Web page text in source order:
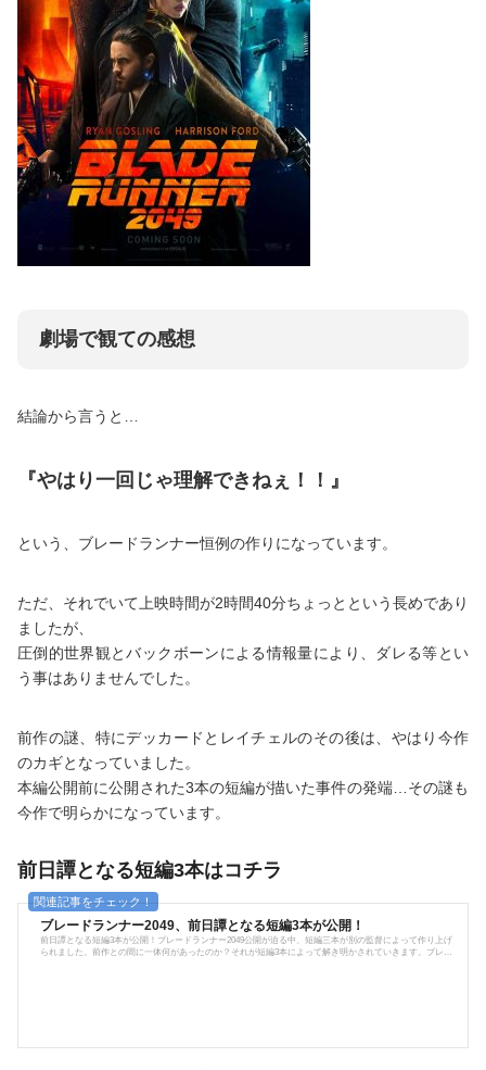
劇場で観ての感想
結論から言うと…
『やはり一回じゃ理解できねぇ！！』
という、ブレードランナー恒例の作りになっています。
ただ、それでいて上映時間が2時間40分ちょっとという長めであり
ましたが、
圧倒的世界観とバックボーンによる情報量により、ダレる等とい
う事はありませんでした。
前作の謎、特にデッカードとレイチェルのその後は、やはり今作
のカギとなっていました。
本編公開前に公開された3本の短編が描いた事件の発端…その謎も
今作で明らかになっています。
前日譚となる短編3本はコチラ
ブレードランナー2049、前日譚となる短編3本が公開！
前日譚となる短編3本が公開！ブレードランナー2049公開が迫る中、短編三本が別の監督によって作り上げ
られました。前作との間に一体何があったのか？それが短編3本によって解き明かされていきます。ブレー